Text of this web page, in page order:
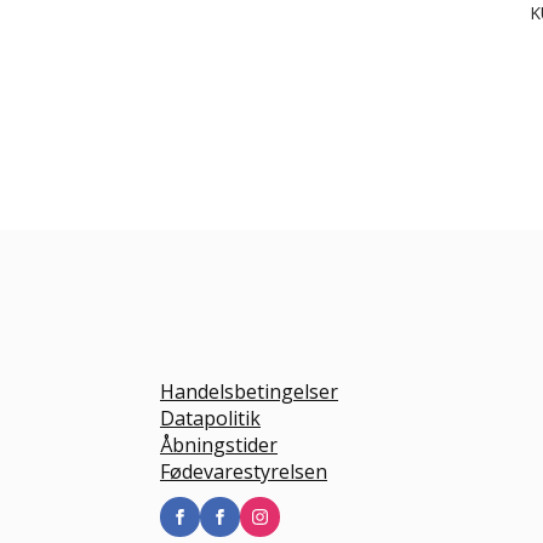
Handelsbetingelser
Datapolitik
Åbningstider
Fødevarestyrelsen